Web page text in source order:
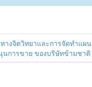
างจิตวิทยาและการจัดทำแผน
การขาย ของบริษัทข้ามชาติ